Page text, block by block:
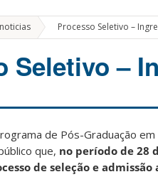
noticias » Processo Seletivo –
Seletivo –
de Pós-Graduação
que, no período de 28
de seleção e